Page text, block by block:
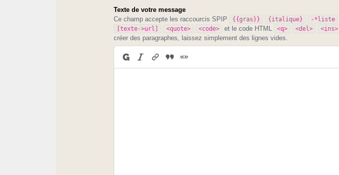
Texte de votre message
Ce champ accepte les raccourcis SPIP
{{gras}} {italique}
-*liste
[texte->url]
<quote> <code> et le code HTML <q> <del> <ins>
créer des paragraphes, laissez simplement des lignes vides.